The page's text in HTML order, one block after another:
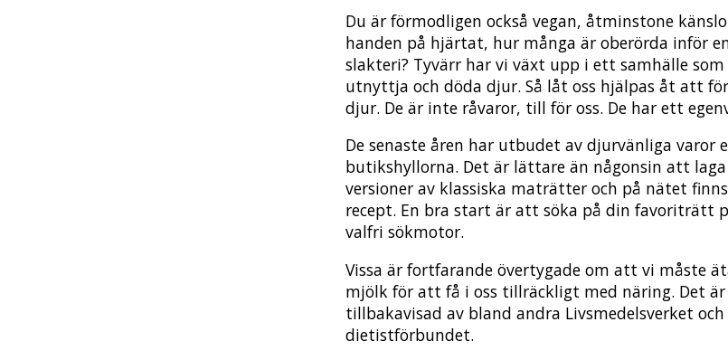
Du är förmodligen också vegan, åtminstone
handen på hjärtat, hur många är oberörda inför
slakteri? Tyvärr har vi växt upp i ett samhälle
utnyttja och döda djur. Så låt oss hjälpas åt att
djur. De är inte råvaror, till för oss. De har ett
De senaste åren har utbudet av djurvänliga varor
butikshyllorna. Det är lättare än någonsin att laga
versioner av klassiska maträtter och på nätet
recept. En bra start är att söka på din favoriträtt
valfri sökmotor.
Vissa är fortfarande övertygade om att vi måste
mjölk för att få i oss tillräckligt med näring. Det
tillbakavisad av bland andra Livsmedelsverket
dietistförbundet.